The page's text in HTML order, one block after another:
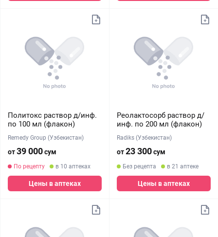
Политокс раствор д/инф.
по 100 мл (флакон)
Remedy Group (Узбекистан)
от39 000сум
По рецепту в 10 аптеках
Цены в аптеках
Реолактосорб раствор д/
инф. по 200 мл (флакон)
Radiks (Узбекистан)
от23 300сум
Без рецепта в 21 аптеке
Цены в аптеках